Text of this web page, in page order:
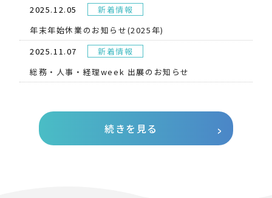
2025.12.05
新着情報
年末年始休業のお知らせ(2025年)
2025.11.07
新着情報
総務・人事・経理week 出展のお知らせ
続きを見る